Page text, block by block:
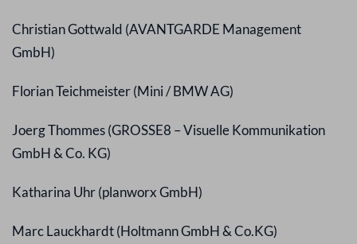
Christian Gottwald (AVANTGARDE Management
GmbH)
Florian Teichmeister (Mini / BMW AG)
Joerg Thommes (GROSSE8 – Visuelle Kommunikation
GmbH & Co. KG)
Katharina Uhr (planworx GmbH)
Marc Lauckhardt (Holtmann GmbH & Co.KG)